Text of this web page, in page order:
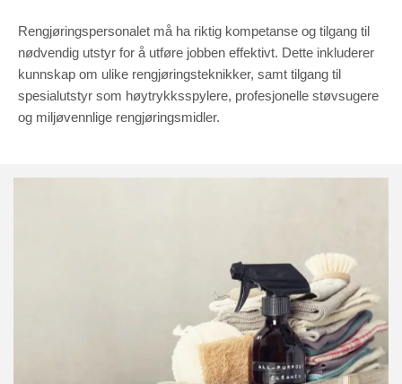
Rengjøringspersonalet må ha riktig kompetanse og tilgang til
nødvendig utstyr for å utføre jobben effektivt. Dette inkluderer
kunnskap om ulike rengjøringsteknikker, samt tilgang til
spesialutstyr som høytrykksspylere, profesjonelle støvsugere
og miljøvennlige rengjøringsmidler.